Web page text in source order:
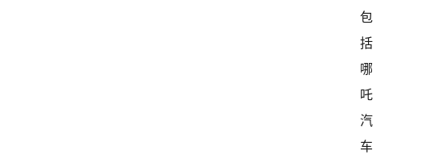
包
括
哪
吒
汽
车